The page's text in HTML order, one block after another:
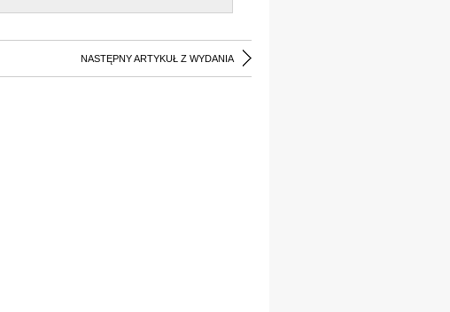
NASTĘPNY ARTYKUŁ Z WYDANIA